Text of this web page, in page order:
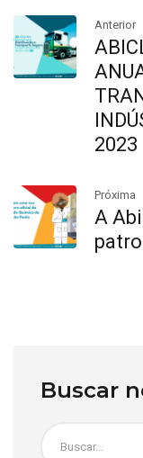
Anterior
2023
Próxima
A
Buscar